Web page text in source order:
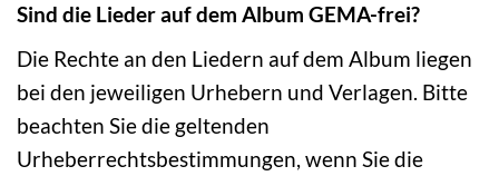
Sind die Lieder auf dem Album GEMA-frei?
Die Rechte an den Liedern auf dem Album liegen
bei den jeweiligen Urhebern und Verlagen. Bitte
beachten Sie die geltenden
Urheberrechtsbestimmungen, wenn Sie die